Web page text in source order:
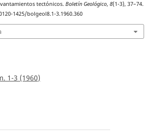
tectónicos.Boletín Geológico,8(1-3), 37–74.
1425/bolgeol8.1-3.1960.360
1-3 (1960)